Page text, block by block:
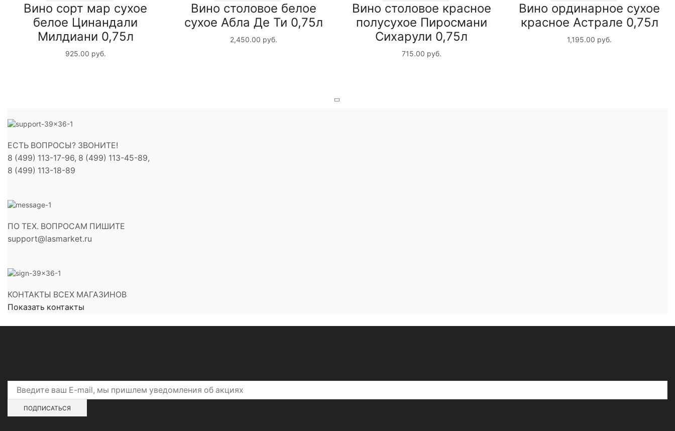
Вино сорт мар сухое
белое Цинандали
Милдиани 0,75л
925.00 руб.
Вино столовое белое
сухое Абла Де Ти 0,75л
2,450.00 руб.
Вино столовое красное
полусухое Пиросмани
Сихарули 0,75л
715.00 руб.
Вино ординарное сухое
красное Астрале 0,75л
1,195.00 руб.
ЕСТЬ ВОПРОСЫ? ЗВОНИТЕ!
8 (499) 113-17-96, 8 (499) 113-45-89,
8 (499) 113-18-89
ПО ТЕХ. ВОПРОСАМ ПИШИТЕ
support@lasmarket.ru
КОНТАКТЫ ВСЕХ МАГАЗИНОВ
Показать контакты